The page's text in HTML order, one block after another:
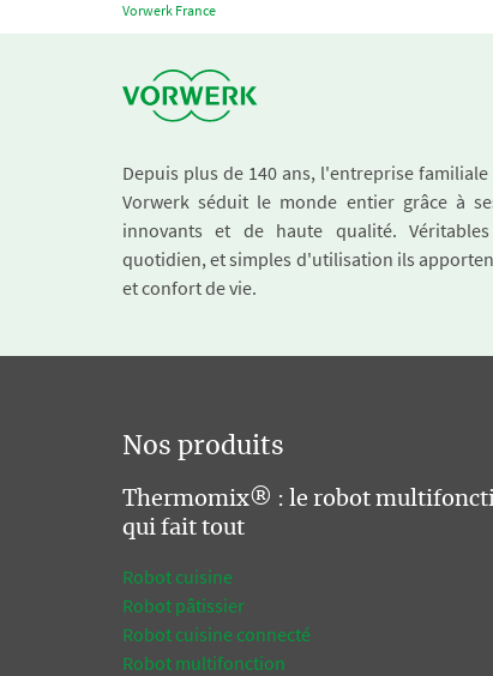
Vorwerk France
Depuis plus de 140 ans, l'entreprise
Vorwerk séduit le monde entier grâce à
innovants et de haute qualité.
quotidien, et simples d'utilisation ils
et confort de vie.
Nos produits
Thermomix® : le robot
qui fait tout
Robot cuisine
Robot pâtissier
Robot cuisine connecté
Robot multifonction